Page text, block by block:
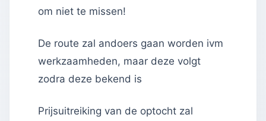
om niet te missen!
De route zal andoers gaan worden ivm
werkzaamheden, maar deze volgt
zodra deze bekend is
Prijsuitreiking van de optocht zal